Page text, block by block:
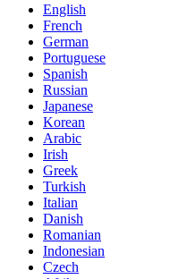
English
French
German
Portuguese
Spanish
Russian
Japanese
Korean
Arabic
Irish
Greek
Turkish
Italian
Danish
Romanian
Indonesian
Czech